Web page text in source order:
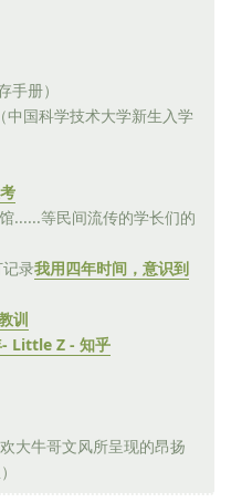
手册）
中国科学技术大学新生入学
......等民间流传的学长们的
录我用四年时间，意识到
训
- Little Z - 知乎
欢大牛哥文风所呈现的昂扬